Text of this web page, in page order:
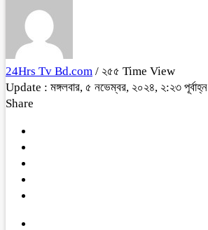
24Hrs Tv Bd.com / ২৫৫ Time View
Update : মঙ্গলবার, ৫ নভেম্বর, ২০২৪, ২:২৩ পূর্বাহ্ন
Share